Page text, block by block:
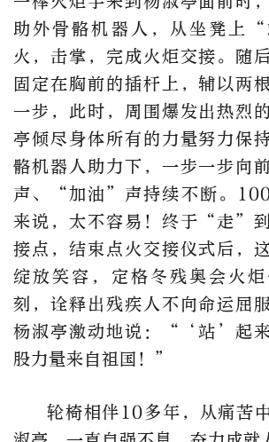
助外骨骼机器人，从坐凳上
火，击掌，完成火炬交接。随
固定在胸前的插杆上，辅以两
一步，此时，周围爆发出热烈
亭倾尽身体所有的力量努力保
骼机器人助力下，一步一步
声、“加油”声持续不断。
来说，太不容易！终于“走”
接点，结束点火交接仪式后，
绽放笑容，定格冬残奥会火
刻，诠释出残疾人不向命运屈
杨淑亭激动地说：“‘站’起
股力量来自祖国！”
轮椅相伴10多年，从痛苦